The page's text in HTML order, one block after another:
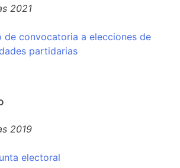
2021
de convocatoria a elecciones de
partidarias
2019
electoral